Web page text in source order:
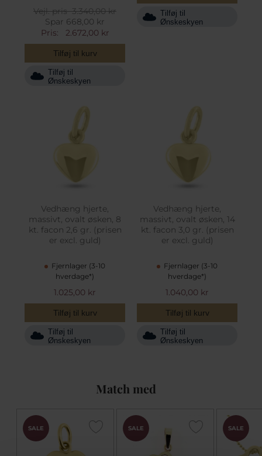
Vejl. pris3.340,00 kr
Spar 668,00 kr
Pris:
2.672,00 kr
Tilføj til kurv
Tilføj til
Ønskeskyen
Tilføj til
Ønskeskyen
Vedhæng hjerte,
massivt, ovalt øsken, 8
kt. facon 2,6 gr. (prisen
er excl. guld)
Fjernlager (3-10
hverdage*)
1.025,00 kr
Tilføj til kurv
Tilføj til
Ønskeskyen
Vedhæng hjerte,
massivt, ovalt øsken, 14
kt. facon 3,0 gr. (prisen
er excl. guld)
Fjernlager (3-10
hverdage*)
1.040,00 kr
Tilføj til kurv
Tilføj til
Ønskeskyen
Match med
SALE SALE SALE